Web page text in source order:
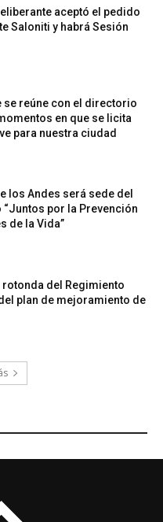
aceptó el pedido
Saloniti y habrá Sesión
se reúne con el directorio
en que se licita
para nuestra ciudad
los Andes será sede del
“Juntos por la Prevención
de la Vida”
rotonda del Regimiento
plan de mejoramiento de